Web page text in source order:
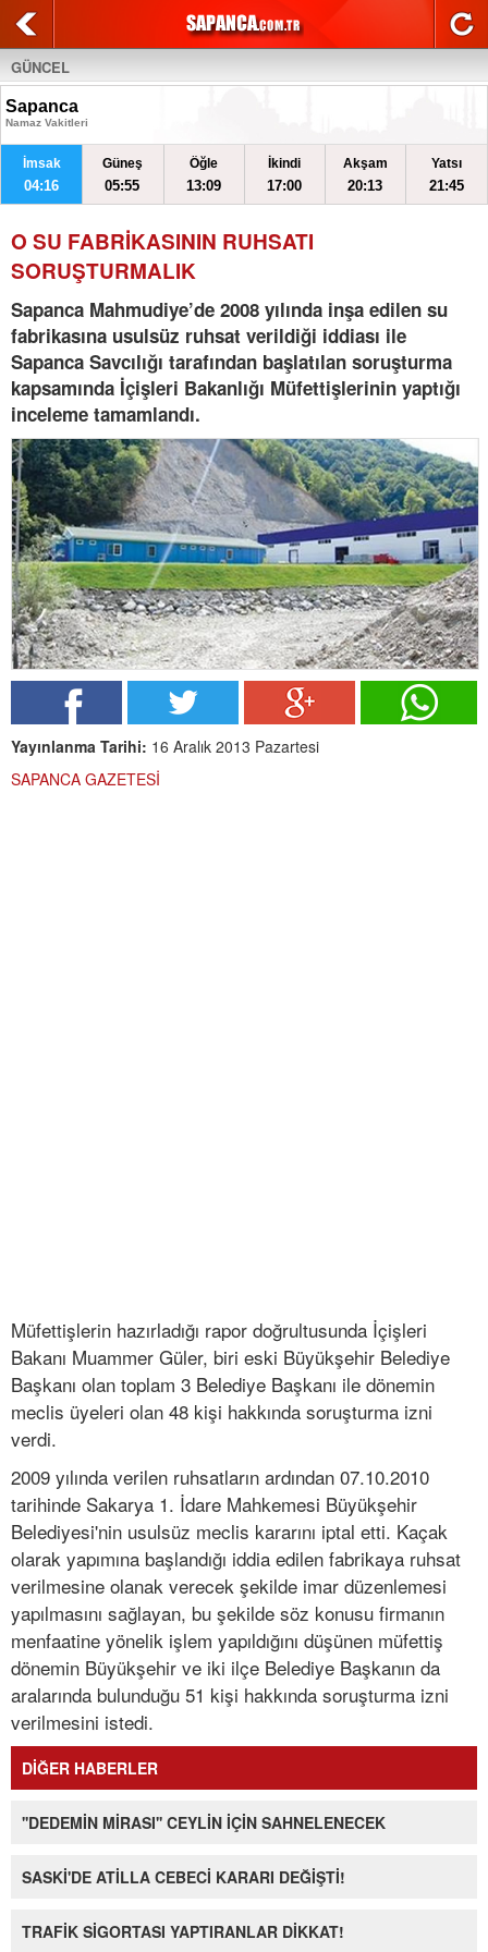
GÜNCEL
Sapanca
Namaz Vakitleri
İmsak
04:16
Güneş
05:55
Öğle
13:09
İkindi
17:00
Akşam
20:13
Yatsı
21:45
O SU FABRİKASININ RUHSATI
SORUŞTURMALIK
Sapanca Mahmudiye’de 2008 yılında inşa edilen su
fabrikasına usulsüz ruhsat verildiği iddiası ile
Sapanca Savcılığı tarafından başlatılan soruşturma
kapsamında İçişleri Bakanlığı Müfettişlerinin yaptığı
inceleme tamamlandı.
Yayınlanma Tarihi: 16 Aralık 2013 Pazartesi
SAPANCA GAZETESİ
Müfettişlerin hazırladığı rapor doğrultusunda İçişleri
Bakanı Muammer Güler, biri eski Büyükşehir Belediye
Başkanı olan toplam 3 Belediye Başkanı ile dönemin
meclis üyeleri olan 48 kişi hakkında soruşturma izni
verdi.
2009 yılında verilen ruhsatların ardından 07.10.2010
tarihinde Sakarya 1. İdare Mahkemesi Büyükşehir
Belediyesi'nin usulsüz meclis kararını iptal etti. Kaçak
olarak yapımına başlandığı iddia edilen fabrikaya ruhsat
verilmesine olanak verecek şekilde imar düzenlemesi
yapılmasını sağlayan, bu şekilde söz konusu firmanın
menfaatine yönelik işlem yapıldığını düşünen müfettiş
dönemin Büyükşehir ve iki ilçe Belediye Başkanın da
aralarında bulunduğu 51 kişi hakkında soruşturma izni
verilmesini istedi.
DİĞER HABERLER
''DEDEMİN MİRASI'' CEYLİN İÇİN SAHNELENECEK
SASKİ'DE ATİLLA CEBECİ KARARI DEĞİŞTİ!
TRAFİK SİGORTASI YAPTIRANLAR DİKKAT!